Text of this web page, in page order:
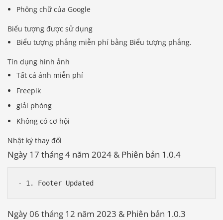
Phông chữ của Google
Biểu tượng được sử dụng
Biểu tượng phẳng miễn phí bằng Biểu tượng phẳng.
Tín dụng hình ảnh
Tất cả ảnh miễn phí
Freepik
giải phóng
Không có cơ hội
Nhật ký thay đổi
Ngày 17 tháng 4 năm 2024 & Phiên bản 1.0.4
Ngày 06 tháng 12 năm 2023 & Phiên bản 1.0.3
0903.976.769